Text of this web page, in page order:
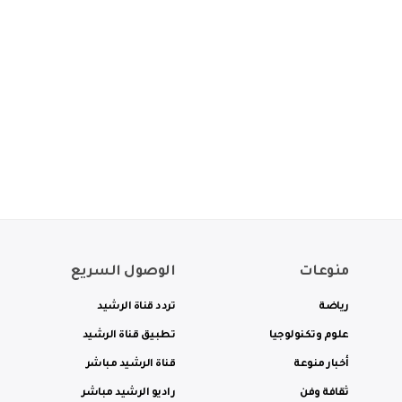
منوعات
رياضة
علوم وتكنولوجيا
أخبار منوعة
ثقافة وفن
الوصول السريع
تردد قناة الرشيد
تطبيق قناة الرشيد
قناة الرشيد مباشر
راديو الرشيد مباشر